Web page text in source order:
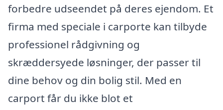
forbedre udseendet på deres ejendom. Et
firma med speciale i carporte kan tilbyde
professionel rådgivning og
skræddersyede løsninger, der passer til
dine behov og din bolig stil. Med en
carport får du ikke blot et